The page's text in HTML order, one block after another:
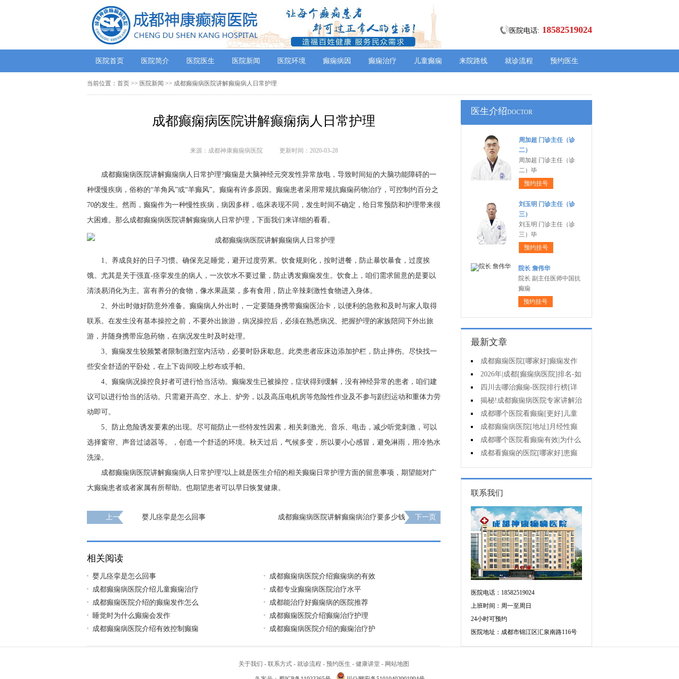
医院电话: 18582519024
医院首页 医院简介 医院医生 医院新闻 医院环境 癫痫病因 癫痫治疗 儿童癫痫 来院路线 就诊流程 预约医生
当前位置： 首页 >> 医院新闻 >> 成都癫痫病医院讲解癫痫病人日常护理
成都癫痫病医院讲解癫痫病人日常护理
来源：成都神康癫痫病医院 更新时间：2020-03-28
成都癫痫病医院讲解癫痫病人日常护理?癫痫是大脑神经元突发性异常放电，导致时间短的大脑功能障碍的一
种缓慢疾病，俗称的“羊角风”或“羊癫风”。癫痫有许多原因。癫痫患者采用常规抗癫痫药物治疗，可控制约百分之
70的发生。然而，癫痫作为一种慢性疾病，病因多样，临床表现不同，发生时间不确定，给日常预防和护理带来很
大困难。那么成都癫痫病医院讲解癫痫病人日常护理，下面我们来详细的看看。
1、养成良好的日子习惯。确保充足睡觉，避开过度劳累。饮食规则化，按时进餐，防止暴饮暴食，过度挨
饿。尤其是关于强直-痉挛发生的病人，一次饮水不要过量，防止诱发癫痫发生。饮食上，咱们需求留意的是要以
清淡易消化为主。富有养分的食物，像水果蔬菜，多有食用，防止辛辣刺激性食物进入身体。
2、外出时做好防意外准备。癫痫病人外出时，一定要随身携带癫痫医治卡，以便利的急救和及时与家人取得
联系。在发生没有基本操控之前，不要外出旅游，病况操控后，必须在熟悉病况、把握护理的家族陪同下外出旅
游，并随身携带应急药物，在病况发生时及时处理。
3、癫痫发生较频繁者限制激烈室内活动，必要时卧床歇息。此类患者应床边添加护栏，防止摔伤。尽快找一
些安全舒适的平卧处，在上下齿间咬上纱布或手帕。
4、癫痫病况操控良好者可进行恰当活动。癫痫发生已被操控，症状得到缓解，没有神经异常的患者，咱们建
议可以进行恰当的活动。只需避开高空、水上、炉旁，以及高压电机房等危险性作业及不参与剧烈运动和重体力劳
动即可。
5、防止危险诱发要素的出现。尽可能防止一些特发性因素，相关刺激光、音乐、电击，减少听觉刺激，可以
选择窗帘、声音过滤器等。，创造一个舒适的环境。秋天过后，气候多变，所以要小心感冒，避免淋雨，用冷热水
洗澡。
成都癫痫病医院讲解癫痫病人日常护理?以上就是医生介绍的相关癫痫日常护理方面的留意事项，期望能对广
大癫痫患者或者家属有所帮助。也期望患者可以早日恢复健康。
上一页 婴儿痉挛是怎么回事 成都癫痫病医院讲解癫痫病治疗要多少钱 下一页
相关阅读
婴儿痉挛是怎么回事
成都癫痫病医院介绍癫痫病的有效
成都癫痫病医院介绍儿童癫痫治疗
成都专业癫痫病医院治疗水平
成都癫痫医院介绍的癫痫发作怎么
成都能治疗好癫痫病的医院推荐
睡觉时为什么癫痫会发作
成都癫痫医院介绍癫痫治疗护理
成都癫痫病医院介绍有效控制癫痫
成都癫痫病医院介绍的癫痫治疗护
医生介绍DOCTOR
周加超 门诊主任（诊
二）
周加超 门诊主任（诊
二）毕
预约挂号
刘玉明 门诊主任（诊
三）
刘玉明 门诊主任（诊
三）毕
预约挂号
院长 詹伟华
院长 副主任医师中国抗
癫痫
预约挂号
最新文章
成都癫痫医院[哪家好]癫痫发作
怎么急救?
2026年|成都[癫痫病医院]排名-如
何防止癫痫反复发作?
四川去哪治癫痫-医院排行榜[详
细排名]癫痫病人如何正确护理?
揭秘!成都癫痫病医院专家讲解治
疗癫痫效果好的方法?
成都哪个医院看癫痫[更好]儿童
癫痫病的病因?
成都癫痫病医院[地址]月经性癫
痫怎么治?
成都哪个医院看癫痫有效|为什么
会导致癫痫病出现?
成都看癫痫的医院[哪家好]患癫
痫会死亡吗?
联系我们
医院电话：18582519024
上班时间：周一至周日
24小时可预约
医院地址：成都市锦江区汇泉南路116号
关于我们 - 联系方式 - 就诊流程 - 预约医生 - 健康讲堂 - 网站地图